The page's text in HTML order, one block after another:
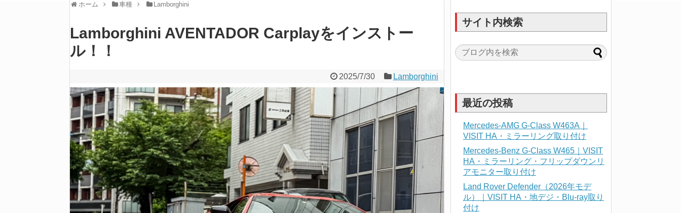
ホーム 車種 Lamborghini
Lamborghini AVENTADOR Carplayをインストー
ル！！
2025/7/30 Lamborghini
サイト内検索
最近の投稿
Mercedes-AMG G-Class W463A｜
VISIT HA・ミラーリング取り付け
Mercedes-Benz G-Class W465｜VISIT
HA・ミラーリング・フリップダウンリ
アモニター取り付け
Land Rover Defender（2026年モデ
ル）｜VISIT HA・地デジ・Blu-ray取り
付け